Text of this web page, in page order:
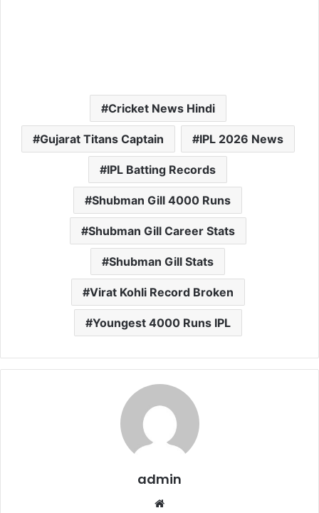
Cricket News Hindi
Gujarat Titans Captain IPL 2026 News
IPL Batting Records
Shubman Gill 4000 Runs
Shubman Gill Career Stats
Shubman Gill Stats
Virat Kohli Record Broken
Youngest 4000 Runs IPL
admin